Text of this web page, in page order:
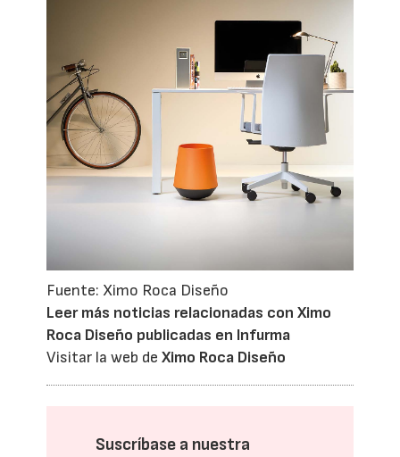
Fuente: Ximo Roca Diseño
Leer más noticias relacionadas con Ximo
Roca Diseño publicadas en Infurma
Visitar la web deXimo Roca Diseño
Suscríbase a nuestra